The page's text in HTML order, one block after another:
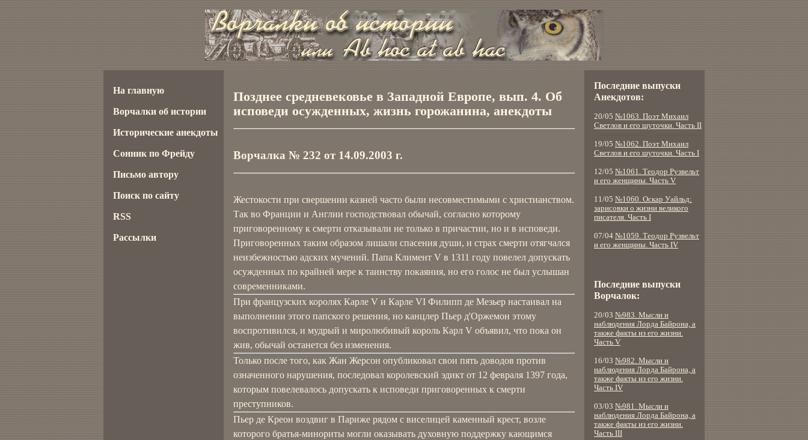
Позднее средневековье в Западной Европе, вып. 4. Об
исповеди осужденных, жизнь горожанина, анекдоты
Ворчалка № 232 от 14.09.2003 г.
Жестокости при свершении казней часто были несовместимыми с христианством.
Так во Франции и Англии господствовал обычай, согласно которому
приговоренному к смерти отказывали не только в причастии, но и в исповеди.
Приговоренных таким образом лишали спасения души, и страх смерти отягчался
неизбежностью адских мучений. Папа Климент V в 1311 году повелел допускать
осужденных по крайней мере к таинству покаяния, но его голос не был услышан
современниками.
При французских королях Карле V и Карле VI Филипп де Мезьер настаивал на
выполнении этого папского решения, но канцлер Пьер д'Оржемон этому
воспротивился, и мудрый и миролюбивый король Карл V объявил, что пока он
жив, обычай останется без изменения.
Только после того, как Жан Жерсон опубликовал свои пять доводов против
означенного нарушения, последовал королевский эдикт от 12 февраля 1397 года,
которым повелевалось допускать к исповеди приговоренных к смерти
преступников.
Пьер де Креон воздвиг в Париже рядом с виселицей каменный крест, возле
которого братья-минориты могли оказывать духовную поддержку кающимся
На главную
Ворчалки об истории
Исторические анекдоты
Сонник по Фрейду
Письмо автору
Поиск по сайту
RSS
Рассылки
Последние выпуски
Анекдотов:
20/05 №1063. Поэт Михаил
Светлов и его шуточки. Часть II
19/05 №1062. Поэт Михаил
Светлов и его шуточки. Часть I
12/05 №1061. Теодор Рузвельт
и его женщины. Часть V
11/05 №1060. Оскар Уайльд:
зарисовки о жизни великого
писателя. Часть I
07/04 №1059. Теодор Рузвельт
и его женщины. Часть IV
Последние выпуски
Ворчалок:
20/03 №983. Мысли и
наблюдения Лорда Байрона, а
также факты из его жизни.
Часть V
16/03 №982. Мысли и
наблюдения Лорда Байрона, а
также факты из его жизни.
Часть IV
03/03 №981. Мысли и
наблюдения Лорда Байрона, а
также факты из его жизни.
Часть III